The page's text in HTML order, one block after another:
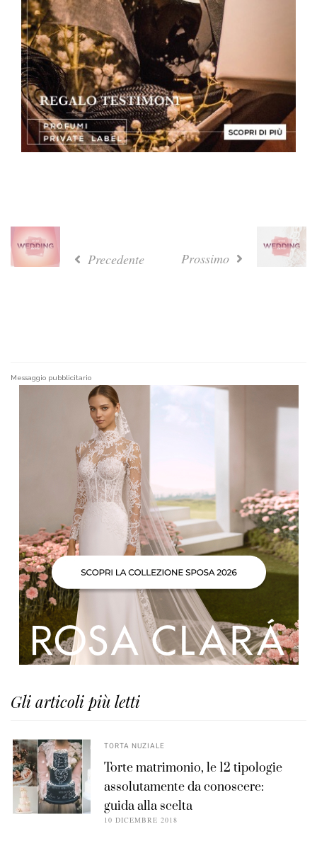
Precedente Prossimo
Messaggio pubblicitario
Gli articoli più letti
TORTA NUZIALE
Torte matrimonio, le 12 tipologie
assolutamente da conoscere:
guida alla scelta
10 DICEMBRE 2018